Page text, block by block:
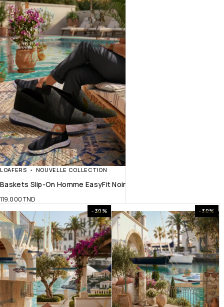
LOAFERS NOUVELLE COLLECTION
Baskets Slip-On Homme EasyFit Noir
119.000TND
-30% -30%